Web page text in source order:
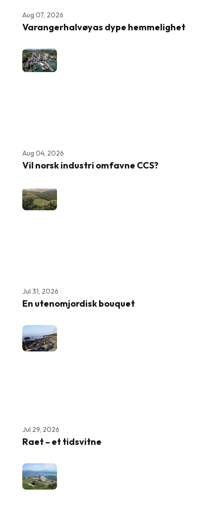
Aug 07, 2026
Varangerhalvøyas dype hemmelighet
Aug 04, 2026
Vil norsk industri omfavne CCS?
Jul 31, 2026
En utenomjordisk bouquet
Jul 29, 2026
Raet – et tidsvitne